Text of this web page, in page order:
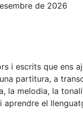
de 2026
i escrits que ens
partitura, a
la melodia, la
aprendre el